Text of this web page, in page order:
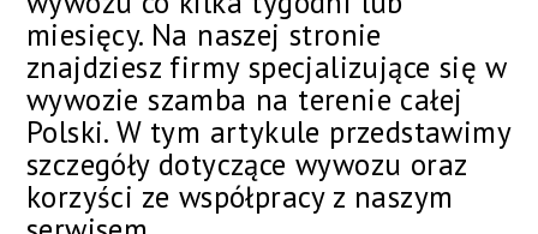
miesięcy. Na naszej stronie
znajdziesz firmy specjalizujące się w
wywozie szamba na terenie całej
Polski. W tym artykule przedstawimy
szczegóły dotyczące wywozu oraz
korzyści ze współpracy z naszym